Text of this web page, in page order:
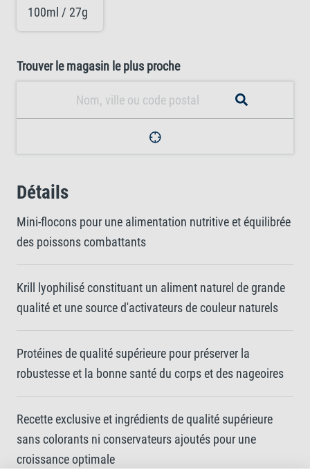
100ml / 27g
Trouver le magasin le plus proche
Détails
Mini-flocons pour une alimentation nutritive et équilibrée
des poissons combattants
Krill lyophilisé constituant un aliment naturel de grande
qualité et une source d'activateurs de couleur naturels
Protéines de qualité supérieure pour préserver la
robustesse et la bonne santé du corps et des nageoires
Recette exclusive et ingrédients de qualité supérieure
sans colorants ni conservateurs ajoutés pour une
croissance optimale